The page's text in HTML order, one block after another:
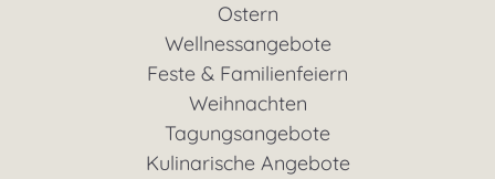
Ostern
Wellnessangebote
Feste & Familienfeiern
Weihnachten
Tagungsangebote
Kulinarische Angebote